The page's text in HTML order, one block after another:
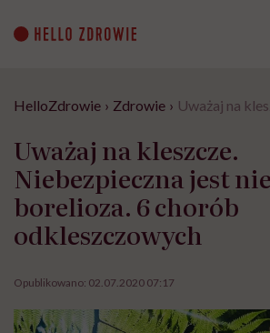
content
HelloZdrowie › Zdrowie › Uważaj na
Uważaj na kleszcze.
Niebezpieczna jest
borelioza. 6 chorób
odkleszczowych
Opublikowano: 02.07.2020 07:17